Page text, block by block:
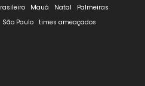
Mauá Natal
Palmeiras
São Paulo
times ameaçados